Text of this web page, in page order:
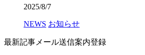
2025/8/7
NEWS お知らせ
最新記事メール送信案内登録